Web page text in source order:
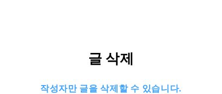
글 삭제
작성자만 글을 삭제할 수 있습니다.